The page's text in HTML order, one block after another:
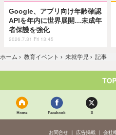
Google、アプリ向け年齢確認
APIを年内に世界展開…未成年
者保護を強化
2026.7.31 Fri 13:45
ホーム › 教育イベント › 未就学児 › 記事
TOP
Home Facebook X
お問合せ 広告掲載 会社